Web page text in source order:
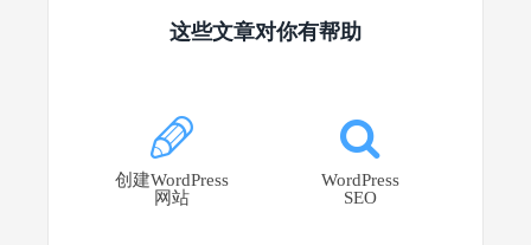
这些文章对你有帮助
创建WordPress
网站
WordPress
SEO